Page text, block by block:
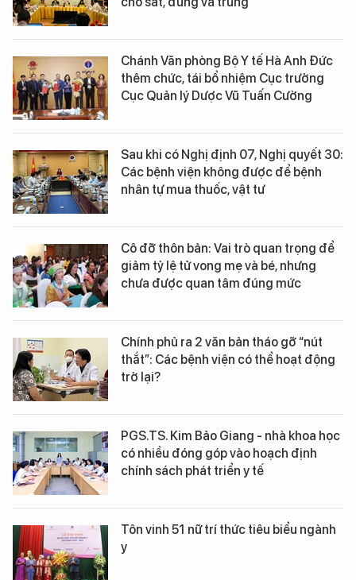
Chánh Văn phòng Bộ Y tế Hà Anh Đức
thêm chức, tái bổ nhiệm Cục trưởng
Cục Quản lý Dược Vũ Tuấn Cường
Sau khi có Nghị định 07, Nghị quyết 30:
Các bệnh viện không được để bệnh
nhân tự mua thuốc, vật tư
Cô đỡ thôn bản: Vai trò quan trọng để
giảm tỷ lệ tử vong mẹ và bé, nhưng
chưa được quan tâm đúng mức
Chính phủ ra 2 văn bản tháo gỡ “nút
thắt”: Các bệnh viện có thể hoạt động
trở lại?
PGS.TS. Kim Bảo Giang - nhà khoa học
có nhiều đóng góp vào hoạch định
chính sách phát triển y tế
Tôn vinh 51 nữ trí thức tiêu biểu ngành
y